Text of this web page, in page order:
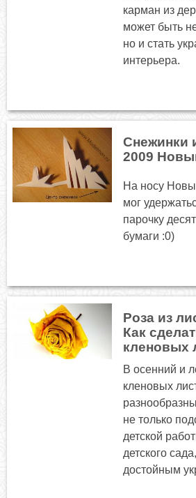
карман из
может быть
но и стать
интерьера.
Снежинки
2009
На носу
мог
парочку
бумаги :0)
Роза из
Как
кленовых
В осенний и
кленовых
не только
детской
детского
достойным